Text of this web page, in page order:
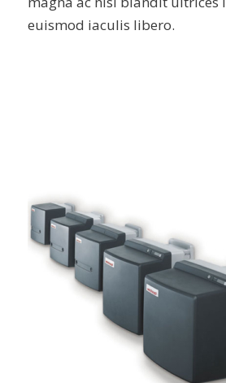
euismod iaculis libero.